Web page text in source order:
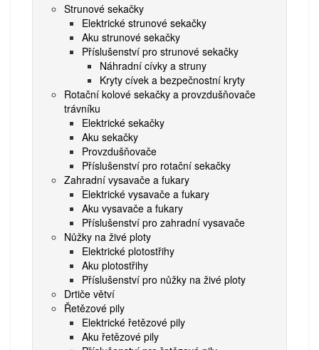
Strunové sekačky
Elektrické strunové sekačky
Aku strunové sekačky
Příslušenství pro strunové sekačky
Náhradní cívky a struny
Kryty cívek a bezpečnostní kryty
Rotační kolové sekačky a provzdušňovače
trávníku
Elektrické sekačky
Aku sekačky
Provzdušňovače
Příslušenství pro rotační sekačky
Zahradní vysavače a fukary
Elektrické vysavače a fukary
Aku vysavače a fukary
Příslušenství pro zahradní vysavače
Nůžky na živé ploty
Elektrické plotostřihy
Aku plotostřihy
Příslušenství pro nůžky na živé ploty
Drtiče větví
Řetězové pily
Elektrické řetězové pily
Aku řetězové pily